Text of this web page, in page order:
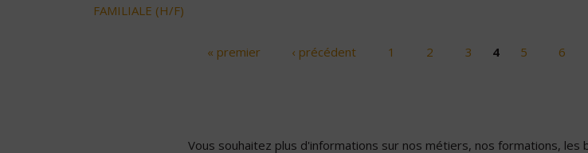
FAMILIALE (H/F)
« premier ‹ précédent 1 2 3 4 5 6
Vous souhaitez plus d'informations sur nos métiers, nos formations, les